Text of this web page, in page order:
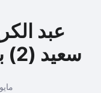
عبد
سعيد (2) بقلم: هاتف بشبوش
مايو 1, 2019 | by alamiry